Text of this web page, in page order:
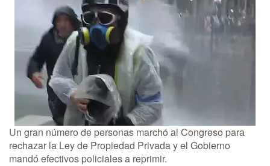
Un gran número de personas marchó al Congreso para
rechazar la Ley de Propiedad Privada y el Gobierno
mandó efectivos policiales a reprimir.